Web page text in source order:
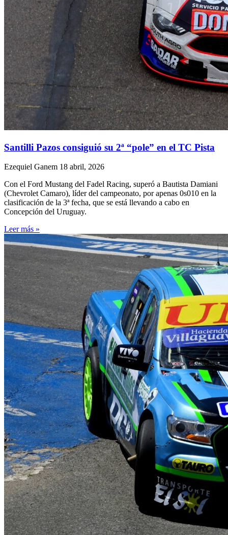
Santilli Pazos consiguió su 2ª “pole” en el TC Pista
Ezequiel Ganem 18 abril, 2026
Con el Ford Mustang del Fadel Racing, superó a Bautista Damiani
(Chevrolet Camaro), líder del campeonato, por apenas 0s010 en la
clasificación de la 3ª fecha, que se está llevando a cabo en
Concepción del Uruguay.
Leer más »